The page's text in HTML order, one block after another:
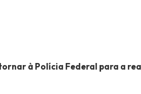
à Polícia Federal para a